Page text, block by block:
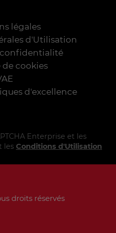
légales
d'Utilisation
cookies
d'excellence
Enterprise et les
les Conditions d'Utilisation
droits réservés